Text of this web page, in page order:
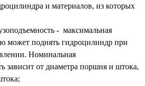
и материалов, из которых
- максимальная
может поднять гидроцилиндр при
Номинальная
зависит от диаметра поршня и штока,